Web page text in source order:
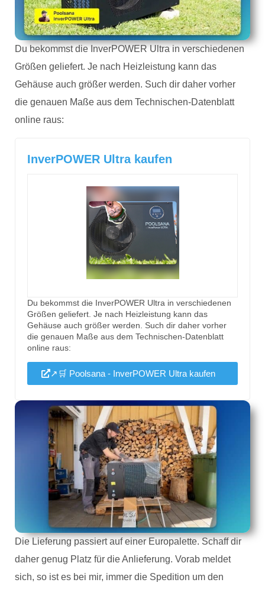
Du bekommst die InverPOWER Ultra in verschiedenen
Größen geliefert. Je nach Heizleistung kann das
Gehäuse auch größer werden. Such dir daher vorher
die genauen Maße aus dem Technischen-Datenblatt
online raus:
InverPOWER Ultra kaufen
Du bekommst die InverPOWER Ultra in verschiedenen
Größen geliefert. Je nach Heizleistung kann das
Gehäuse auch größer werden. Such dir daher vorher
die genauen Maße aus dem Technischen-Datenblatt
online raus:
↗🛒 Poolsana - InverPOWER Ultra kaufen
Die Lieferung passiert auf einer Europalette. Schaff dir
daher genug Platz für die Anlieferung. Vorab meldet
sich, so ist es bei mir, immer die Spedition um den